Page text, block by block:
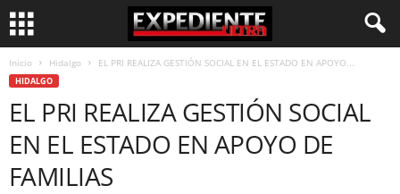
Inicio Hidalgo EL PRI REALIZA GESTIÓN SOCIAL EN EL ESTADO EN APOYO...
HIDALGO
EL PRI REALIZA GESTIÓN SOCIAL
EN EL ESTADO EN APOYO DE
FAMILIAS